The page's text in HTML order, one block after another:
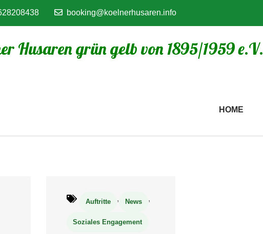
booking@koelnerhusaren.info
Husaren grün gelb von 1895/1959 e.V.
HOME
Auftritte , News ,
Soziales Engagement